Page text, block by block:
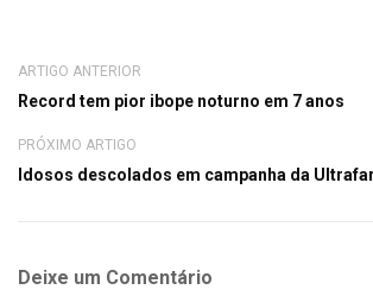
ARTIGO ANTERIOR
Record tem pior ibope noturno em 7 anos
PRÓXIMO ARTIGO
Idosos descolados em campanha da
Deixe um Comentário